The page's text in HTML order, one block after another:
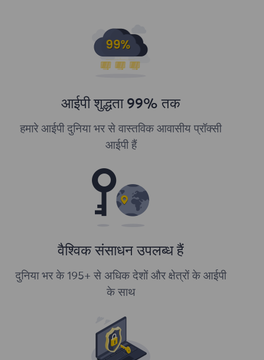
आईपी ​​शुद्धता 99% तक
हमारे आईपी दुनिया भर से वास्तविक आवासीय प्रॉक्सी
आईपी हैं
वैश्विक संसाधन उपलब्ध हैं
दुनिया भर के 195+ से अधिक देशों और क्षेत्रों के आईपी
के साथ